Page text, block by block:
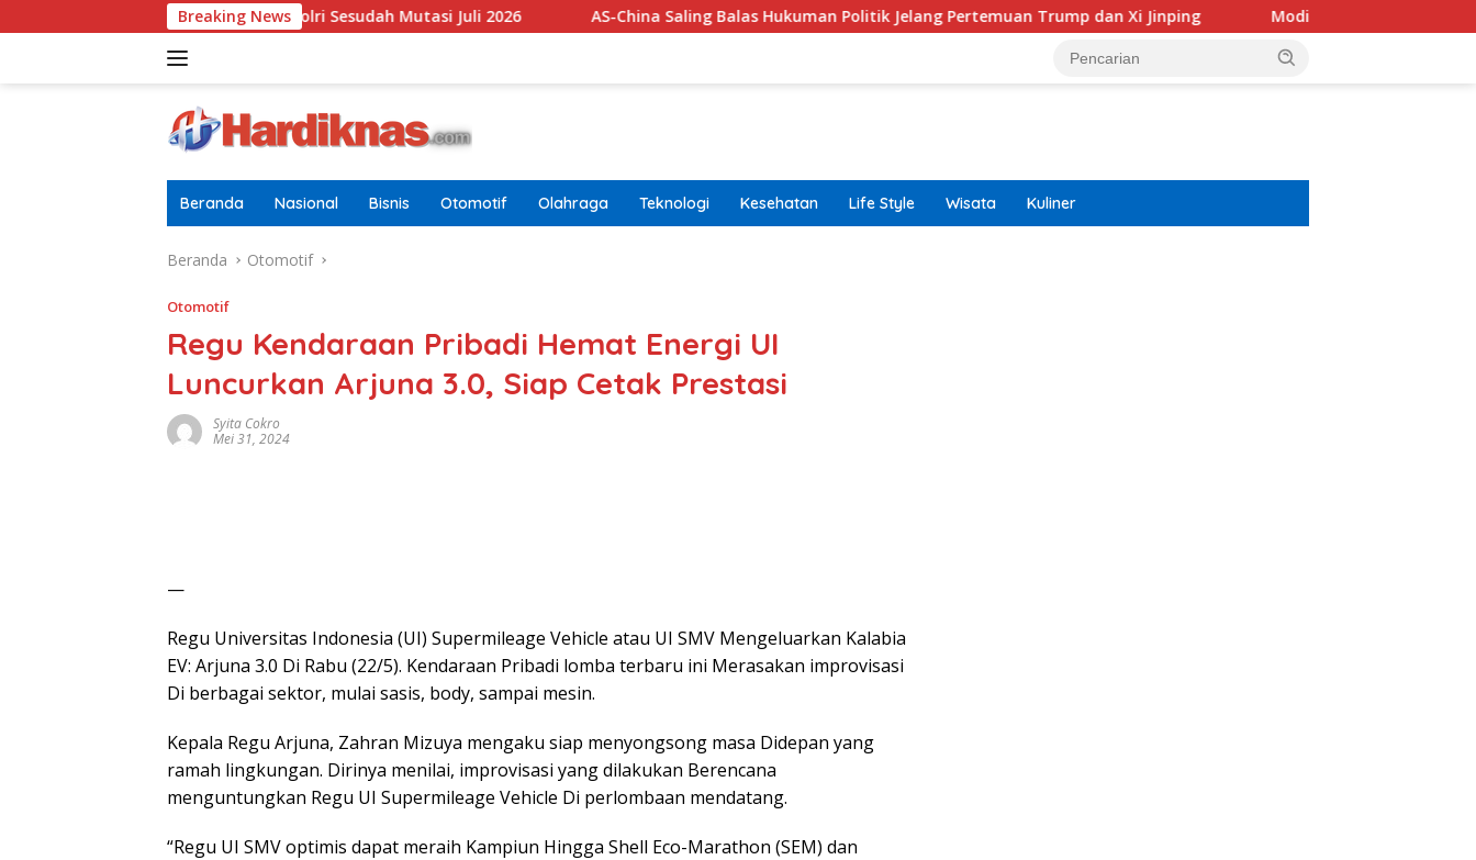
ke
Breaking News
Di Pusdokkes Polri Sesudah Mutasi Juli 2026 AS-China Saling Balas Hukuman Politik Jelang Pertemuan Trump dan Xi Jinping Modifikasi Ayla Vintage dan Gran Max
Beranda Nasional Bisnis Otomotif Olahraga Teknologi Kesehatan Life Style Wisata Kuliner
Beranda Otomotif
Otomotif
Regu Kendaraan Pribadi Hemat Energi UI
Luncurkan Arjuna 3.0, Siap Cetak Prestasi
Syita Cokro
Mei 31, 2024
—
Regu Universitas Indonesia (UI) Supermileage Vehicle atau UI SMV Mengeluarkan Kalabia
EV: Arjuna 3.0 Di Rabu (22/5). Kendaraan Pribadi lomba terbaru ini Merasakan improvisasi
Di berbagai sektor, mulai sasis, body, sampai mesin.
Kepala Regu Arjuna, Zahran Mizuya mengaku siap menyongsong masa Didepan yang
ramah lingkungan. Dirinya menilai, improvisasi yang dilakukan Berencana
menguntungkan Regu UI Supermileage Vehicle Di perlombaan mendatang.
“Regu UI SMV optimis dapat meraih Kampiun Hingga Shell Eco-Marathon (SEM) dan